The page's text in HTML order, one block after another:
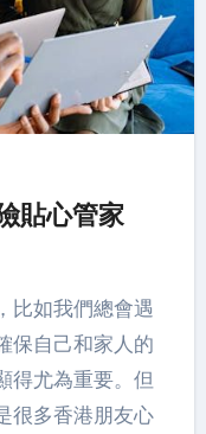
貼心管家
保自己和家人的
得尤為重要。但
很多香港朋友心